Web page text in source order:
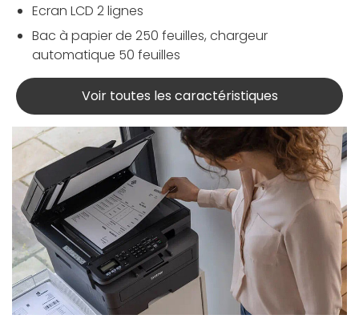
Ecran LCD 2 lignes
Bac à papier de 250 feuilles, chargeur
automatique 50 feuilles
Voir toutes les caractéristiques